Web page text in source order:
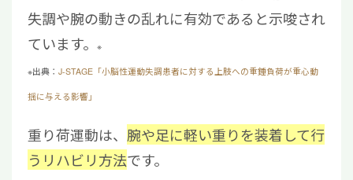
失調や腕の動きの乱れに有効であると示唆され
ています。
※
※出典： J-STAGE「小脳性運動失調患者に対する上肢への重錘負荷が重心動
揺に与える影響」
重り荷運動は、 腕や足に軽い重りを装着して行
うリハビリ方法です。